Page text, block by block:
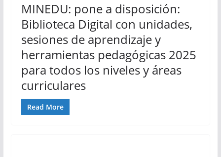
MINEDU: pone a disposición:
Biblioteca Digital con unidades,
sesiones de aprendizaje y
herramientas pedagógicas 2025
para todos los niveles y áreas
curriculares
Read More